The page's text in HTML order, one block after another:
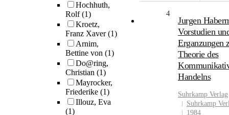
Hochhuth,
Rolf(1)
Kroetz,
Franz Xaver(1)
Arnim,
Bettine von (1)
Do@ring,
Christian (1)
Mayrocker,
Friederike (1)
Illouz, Eva
(1)
4
Jurgen
Vorstudien
Erganzungen
Theorie des
Handelns
Suhrkamp Verlag
Suhrkamp
1984